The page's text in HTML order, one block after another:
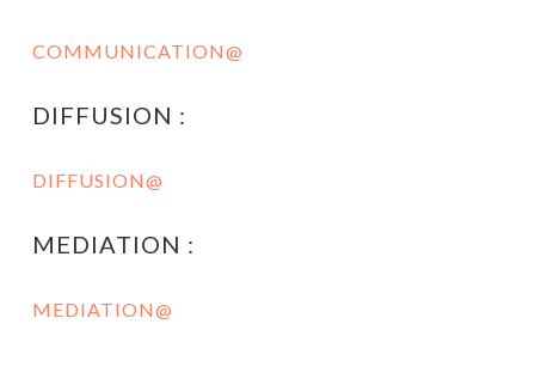
COMMUNICATION@
DIFFUSION :
DIFFUSION@
MEDIATION :
MEDIATION@